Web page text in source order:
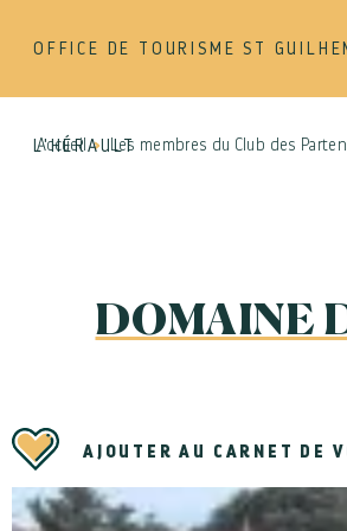
OFFICE DE TOURISME ST
L'HÉRAULT
DOMAINE
Accueil Les membres du Club des
AJOUTER AU CARNET DE